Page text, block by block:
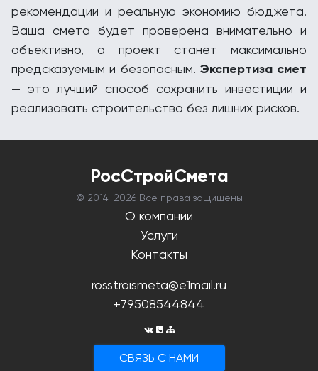
рекомендации и реальную экономию бюджета.
Ваша смета будет проверена внимательно и
объективно, а проект станет максимально
предсказуемым и безопасным. Экспертиза смет
— это лучший способ сохранить инвестиции и
реализовать строительство без лишних рисков.
РосСтройСмета
© 2014-2026 Все права защищены
О компании
Услуги
Контакты
rosstroismeta@e1mail.ru
+79508544844
CВЯЗЬ С НАМИ